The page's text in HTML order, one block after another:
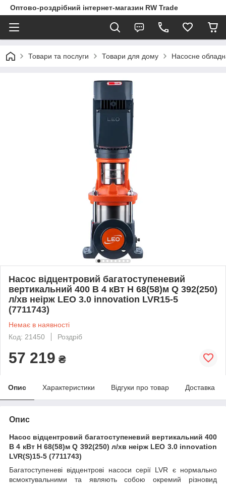
Оптово-роздрібний інтернет-магазин RW Trade
Товари та послуги Товари для дому Насосне
Насос відцентровий багатоступеневий
вертикальний 400 В 4 кВт H 68(58)м Q 392(250)
л/хв неірж LEO 3.0 innovation LVR15-5
(7711743)
Немає в наявності
Код: 21450
Роздріб
57 219 ₴
Опис Характеристики Відгуки про товар Доставка
Опис
Насос відцентровий багатоступеневий вертикальний 400
В 4 кВт H 68(58)м Q 392(250) л/хв неірж LEO 3.0 innovation
LVR(S)15-5 (7711743)
Багатоступеневі відцентрові насоси серії LVR є нормально
всмоктувальними та являють собою окремий різновид